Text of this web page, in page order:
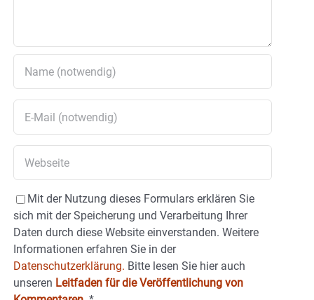
Mit der Nutzung dieses Formulars erklären Sie
sich mit der Speicherung und Verarbeitung Ihrer
Daten durch diese Website einverstanden. Weitere
Informationen erfahren Sie in der
Datenschutzerklärung. Bitte lesen Sie hier auch
unseren Leitfaden für die Veröffentlichung von